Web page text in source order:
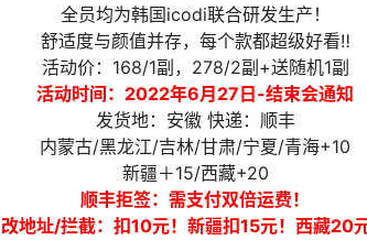
全员均为韩国icodi联合研发生产！
舒适度与颜值并存，每个款都超级好看‼
活动价：168/1副，278/2副+送随机1副
活动时间：2022年6月27日-结束会通知
发货地：安徽 快递：顺丰
内蒙古/黑龙江/吉林/甘肃/宁夏/青海+10
新疆＋15/西藏+20
顺丰拒签：需支付双倍运费！
改地址/拦截：扣10元！新疆扣15元！西藏20元